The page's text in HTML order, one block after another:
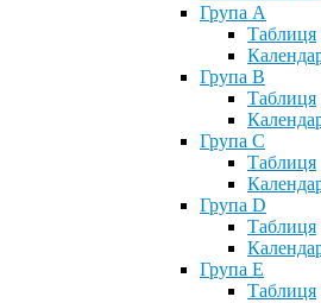
Група А
Таблиця
Група В
Таблиця
Група С
Таблиця
Група D
Таблиця
Група Е
Таблиця